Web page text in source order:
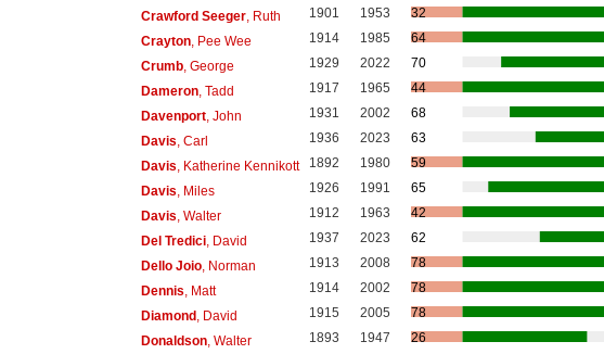
Crawford Seeger, Ruth 1901 1953
32
Crayton, Pee Wee 1914 1985
64
Crumb, George 1929 2022
70
Dameron, Tadd 1917 1965
44
Davenport, John 1931 2002
68
Davis , Carl 1936 2023
63
Davis , Katherine Kennikott 1892 1980
59
Davis , Miles 1926 1991
65
Davis , Walter 1912 1963
42
Del Tredici, David 1937 2023
62
Dello Joio, Norman 1913 2008
78
Dennis , Matt 1914 2002
78
Diamond, David 1915 2005
78
Donaldson, Walter 1893 1947
26